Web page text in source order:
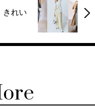
きれい